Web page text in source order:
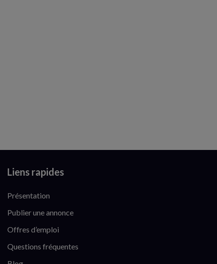
Liens rapides
Présentation
Publier une annonce
Offres d’emploi
Questions fréquentes